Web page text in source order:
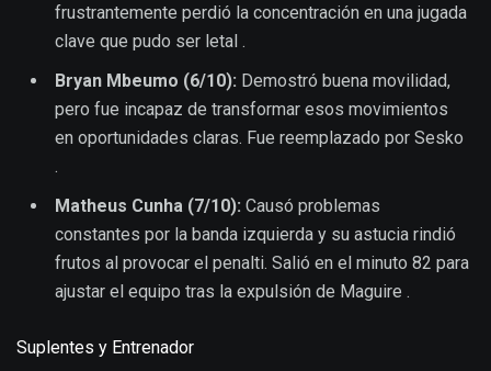
frustrantemente perdió la concentración en una jugada
clave que pudo ser letal .
Bryan Mbeumo (6/10): Demostró buena movilidad,
pero fue incapaz de transformar esos movimientos
en oportunidades claras. Fue reemplazado por Sesko
.
Matheus Cunha (7/10): Causó problemas
constantes por la banda izquierda y su astucia rindió
frutos al provocar el penalti. Salió en el minuto 82 para
ajustar el equipo tras la expulsión de Maguire .
Suplentes y Entrenador